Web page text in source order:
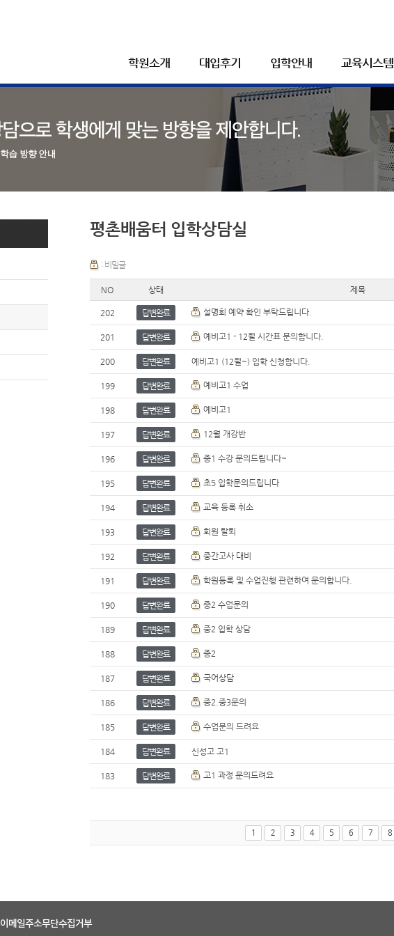
학원소개 대입후기 입학안내 교육시스템
평촌배움터 입학상담실
: 비밀글
NO 상태 제목
202 답변완료 설명회 예약 확인 부탁드립니다.
201 답변완료 예비고1 - 12월 시간표 문의합니다.
200 답변완료 예비고1 (12월~) 입학 신청합니다.
199 답변완료 예비고1 수업
198 답변완료 예비고1
197 답변완료 12월 개강반
196 답변완료 중1 수강 문의드립니다~
195 답변완료 초5 입학문의드립니다
194 답변완료 교육 등록 취소
193 답변완료 회원 탈퇴
192 답변완료 중간고사 대비
191 답변완료 학원등록 및 수업진행 관련하여 문의합니다.
190 답변완료 중2 수업문의
189 답변완료 중2 입학 상담
188 답변완료 중2
187 답변완료 국어상담
186 답변완료 중2.중3문의
185 답변완료 수업문의 드려요
184 답변완료 신성고 고1
183 답변완료 고1 과정 문의드려요
1 2 3 4 5 6 7 8
이메일주소무단수집거부